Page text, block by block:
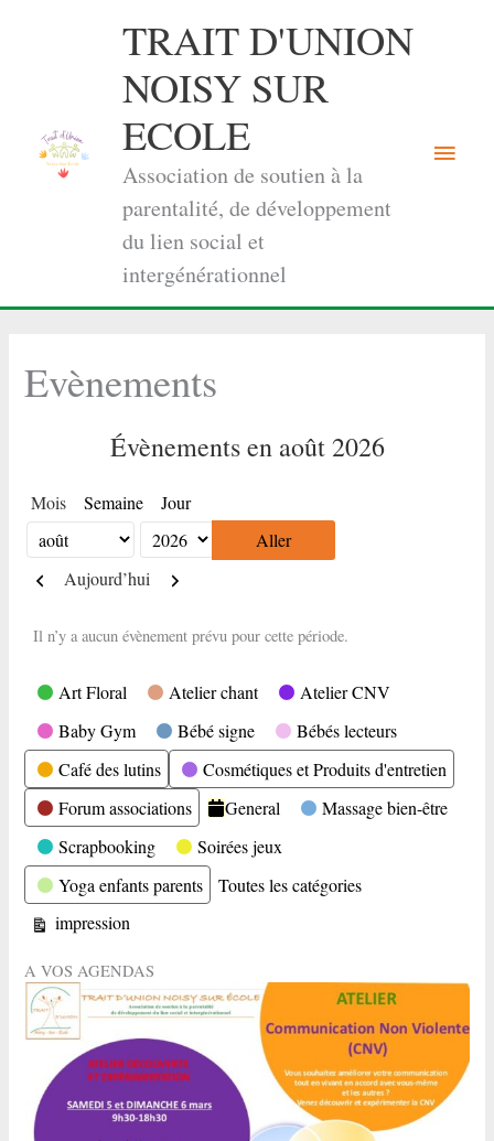
TRAIT D'UNION
NOISY SUR
ECOLE
Association de soutien à la
parentalité, de développement
du lien social et
intergénérationnel
Menu
Evènements
Évènements en août 2026
Mois Semaine Jour
Mois
Année
Précédent
Aujourd’hui Suivant
Il n’y a aucun évènement prévu pour cette période.
Catégories
Art Floral Atelier chant
Atelier CNV
Baby Gym
Bébé signe
Bébés lecteurs
Café des lutins
Cosmétiques et Produits d'entretien
Forum associations
General
Massage bien-être
Scrapbooking
Soirées jeux
Yoga enfants parents
Toutes les catégories
Vue
impression
A VOS AGENDAS